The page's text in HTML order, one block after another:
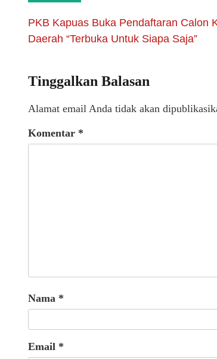
PKB Kapuas Buka Pendaftaran Calon
Daerah “Terbuka Untuk Siapa Saja”
Tinggalkan Balasan
Alamat email Anda tidak akan
Komentar *
Nama *
Email *